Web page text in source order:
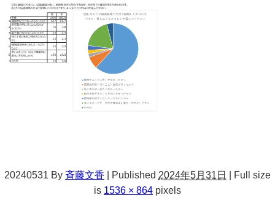
20240531 By 斉藤文香 Published 2024年5月31日
Full size
is 1536 × 864 pixels